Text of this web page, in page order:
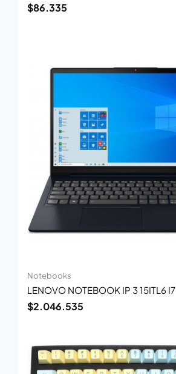
$86.335
Notebooks
LENOVO NOTEBOOK IP 3 15ITL6 I7
$2.046.535